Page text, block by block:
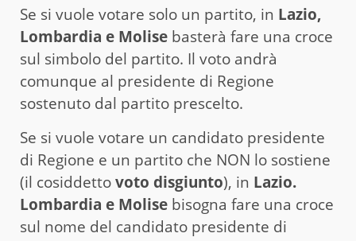
Se si vuole votare solo un partito, in Lazio,
Lombardia e Molise basterà fare una croce
sul simbolo del partito. Il voto andrà
comunque al presidente di Regione
sostenuto dal partito prescelto.
Se si vuole votare un candidato presidente
di Regione e un partito che NON lo sostiene
(il cosiddettovoto disgiunto), in Lazio.
Lombardia e Molise bisogna fare una croce
sul nome del candidato presidente di